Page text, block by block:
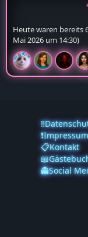
Heute waren bereits
Mai 2026 um 14:30)
❗️Impressum
📋Kontakt
👻Social